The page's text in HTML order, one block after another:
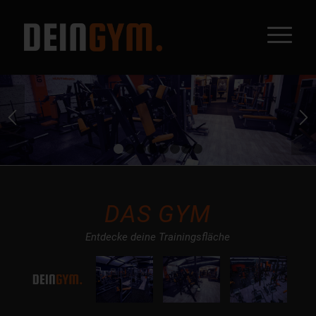
1
DAS GYM
Entdecke deine Trainingsfläche